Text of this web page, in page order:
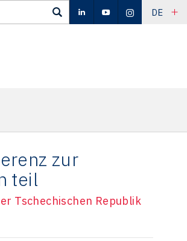
DE
zur
teil
Tschechischen Republik